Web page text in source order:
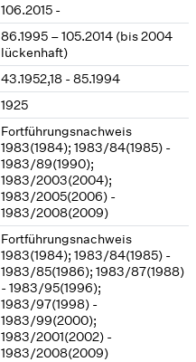
106.2015 -
86.1995 – 105.2014 (bis 2004
lückenhaft)
43.1952,18 - 85.1994
1925
Fortführungsnachweis
1983(1984); 1983/84(1985) -
1983/89(1990);
1983/2003(2004);
1983/2005(2006) -
1983/2008(2009)
Fortführungsnachweis
1983(1984); 1983/84(1985) -
1983/85(1986); 1983/87(1988)
- 1983/95(1996);
1983/97(1998) -
1983/99(2000);
1983/2001(2002) -
1983/2008(2009)